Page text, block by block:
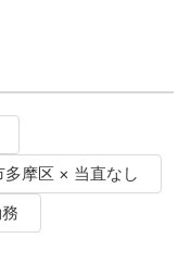
多摩区 × 当直なし